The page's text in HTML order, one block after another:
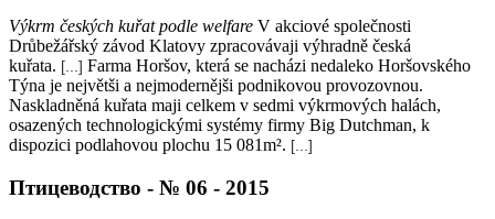
Výkrm českých kuřat podle welfare V akciové společnosti
Drůbežářský závod Klatovy zpracovávaji výhradně česká
kuřata. [...] Farma Horšov, která se nacházi nedaleko Horšovského
Týna je největši a nejmodernějši podnikovou provozovnou.
Naskladněná kuřata maji celkem v sedmi výkrmových halách,
osazených technologickými systémy firmy Big Dutchman, k
dispozici podlahovou plochu 15 081m². [...]
Птицеводство - № 06 - 2015